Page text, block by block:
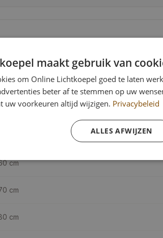
cm
cm
cm
maakt gebruik van
om Online Lichtkoepel goed te laten
beter af te stemmen op uw
uw voorkeuren altijd wijzigen. Privacybeleid
ALLES AFWIJZEN